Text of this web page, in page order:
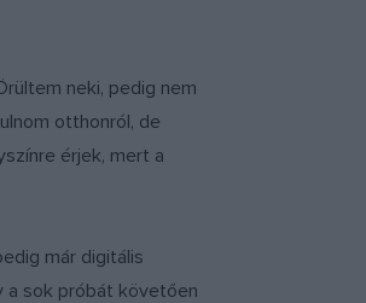
neki, pedig nem
otthonról, de
érjek, mert a
már digitális
a sok próbát követően